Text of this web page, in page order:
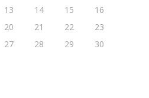
13 14 15
16
20 21 22
23
27 28 29
30